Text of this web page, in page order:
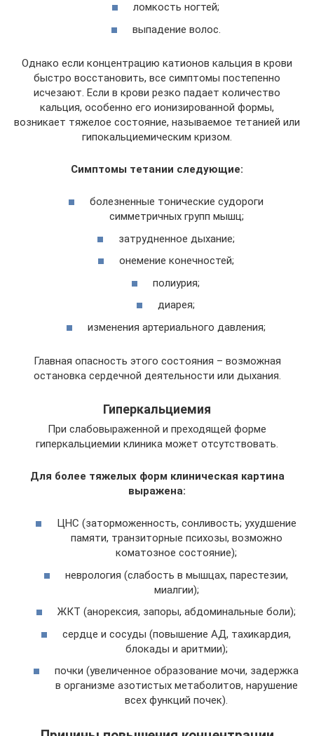
ломкость ногтей;
выпадение волос.
Однако если концентрацию катионов кальция в крови
быстро восстановить, все симптомы постепенно
исчезают. Если в крови резко падает количество
кальция, особенно его ионизированной формы,
возникает тяжелое состояние, называемое тетанией или
гипокальциемическим кризом.
Симптомы тетании следующие:
болезненные тонические судороги
симметричных групп мышц;
затрудненное дыхание;
онемение конечностей;
полиурия;
диарея;
изменения артериального давления;
Главная опасность этого состояния – возможная
остановка сердечной деятельности или дыхания.
Гиперкальциемия
При слабовыраженной и преходящей форме
гиперкальциемии клиника может отсутствовать.
Для более тяжелых форм клиническая картина
выражена:
ЦНС (заторможенность, сонливость; ухудшение
памяти, транзиторные психозы, возможно
коматозное состояние);
неврология (слабость в мышцах, парестезии,
миалгии);
ЖКТ (анорексия, запоры, абдоминальные боли);
сердце и сосуды (повышение АД, тахикардия,
блокады и аритмии);
почки (увеличенное образование мочи, задержка
в организме азотистых метаболитов, нарушение
всех функций почек).